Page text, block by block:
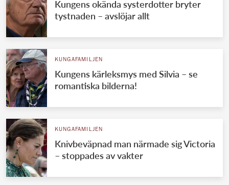
Kungens okända systerdotter bryter
tystnaden – avslöjar allt
KUNGAFAMILJEN
Kungens kärleksmys med Silvia – se
romantiska bilderna!
KUNGAFAMILJEN
Knivbeväpnad man närmade sig Victoria
– stoppades av vakter